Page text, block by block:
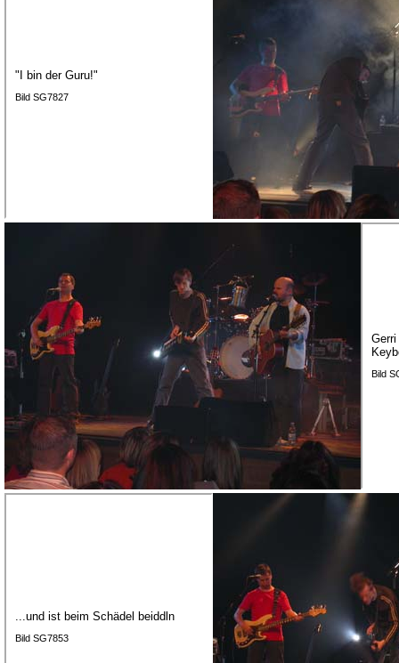
"I bin der Guru!"
Bild SG7827
Bild
...und ist beim Schädel beiddln
Bild SG7853